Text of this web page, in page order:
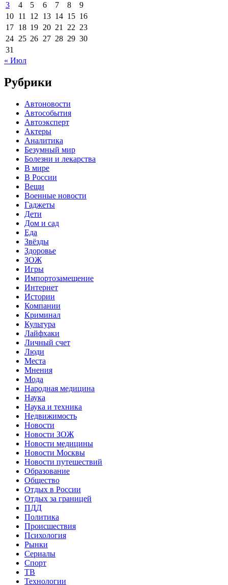
3
4 5 6 7 8
9
10 11 12 13 14 15 16
17 18 19 20 21 22 23
24 25 26 27 28 29 30
31
« Июл
Рубрики
Автоновости
Автособытия
Автоэксперт
Актеры
Аналитика
Безумный мир
Болезни и лекарства
В мире
В России
Вещи
Военные новости
Гаджеты
Дети
Дом и сад
Еда
Звёзды
Здоровье
ЗОЖ
Игры
Импортозамещение
Интернет
Истории
Компании
Криминал
Культура
Лайфхаки
Личный счет
Люди
Места
Мнения
Мода
Народная медицина
Наука
Наука и техника
Недвижимость
Новости
Новости ЗОЖ
Новости медицины
Новости Москвы
Новости путешествий
Образование
Общество
Отдых в России
Отдых за границей
ПДД
Политика
Происшествия
Психология
Рынки
Сериалы
Спорт
ТВ
Технологии